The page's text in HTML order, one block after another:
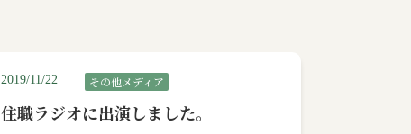
2019/11/22 その他メディア
住職ラジオに出演しました。